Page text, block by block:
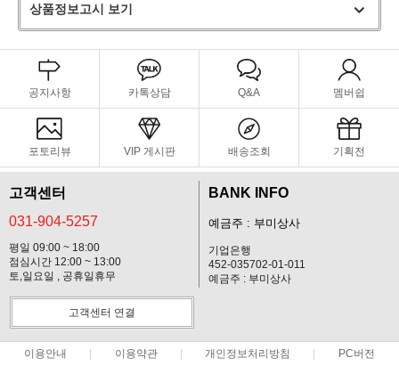
상품정보고시 보기
공지사항 카톡상담 Q&A 멤버쉽
포토리뷰 VIP 게시판 배송조회 기획전
고객센터
031-904-5257
평일 09:00 ~ 18:00
점심시간 12:00 ~ 13:00
토,일요일 , 공휴일휴무
BANK INFO
예금주 : 부미상사
기업은행
452-035702-01-011
예금주 : 부미상사
고객센터 연결
이용안내 이용약관 개인정보처리방침 PC버전